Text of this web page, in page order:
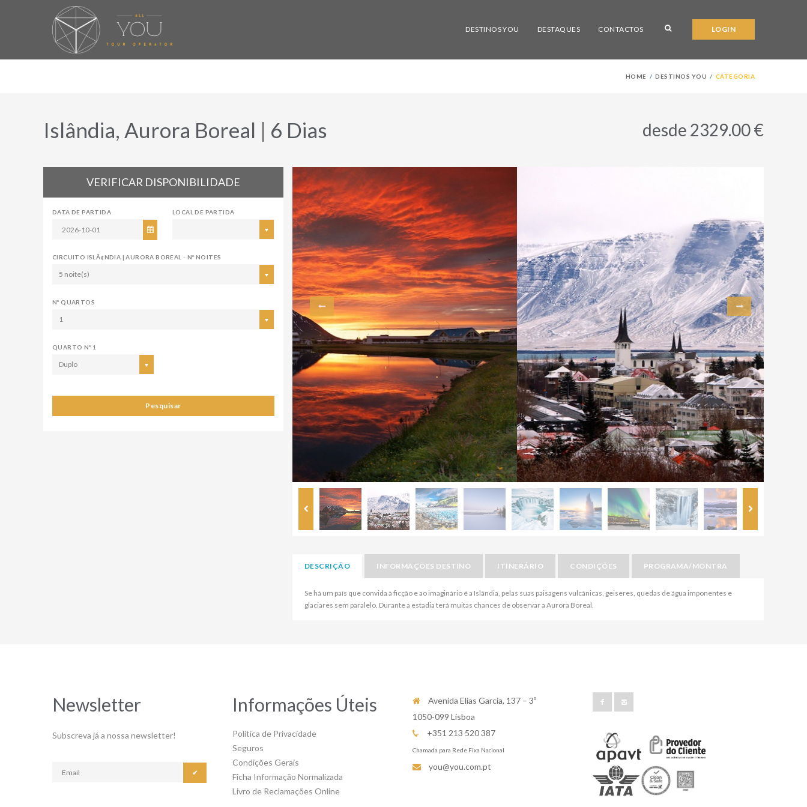
DESTINOS YOU DESTAQUES CONTACTOS LOGIN
HOME DESTINOS YOU CATEGORIA
Islândia, Aurora Boreal | 6 Dias desde 2329.00 €
VERIFICAR DISPONIBILIDADE
DATA DE PARTIDA LOCAL DE PARTIDA
CIRCUITO ISLÃ¢NDIA | AURORA BOREAL - Nº NOITES
5 noite(s)
Nº QUARTOS
1
QUARTO Nº 1
Duplo
Pesquisar
DESCRIÇÃO INFORMAÇÕES DESTINO ITINERÁRIO CONDIÇÕES PROGRAMA/MONTRA
Se há um país que convida à ficção e ao imaginário é a Islândia, pelas suas paisagens vulcânicas, geiseres, quedas de água imponentes e
glaciares sem paralelo. Durante a estadia terá muitas chances de observar a Aurora Boreal.
Newsletter
Subscreva já a nossa newsletter!
✔
Informações Úteis
Política de Privacidade
Seguros
Condições Gerais
Ficha Informação Normalizada
Livro de Reclamações Online
Avenida Elias Garcia, 137 – 3º
1050-099 Lisboa
+351 213 520 387
Chamada para Rede Fixa Nacional
you@you.com.pt